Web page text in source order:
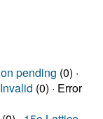
pending (0) ·
Invalid (0) · Error